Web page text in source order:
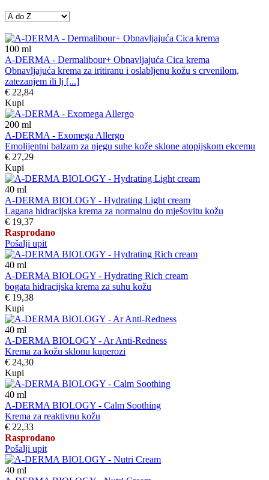
100 ml
A-DERMA - Dermalibour+ Obnavljajuća Cica krema
Obnavljajuća krema za iritiranu i oslabljenu kožu s crvenilom,
zatezanjem ili lj [...]
€ 22,84
Kupi
200 ml
A-DERMA - Exomega Allergo
Emolijentni balzam za njegu suhe kože sklone atopijskom ekcemu
€ 27,29
Kupi
40 ml
A-DERMA BIOLOGY - Hydrating Light cream
Lagana hidracijska krema za normalnu do mješovitu kožu
€ 19,37
Rasprodano
Pošalji upit
40 ml
A-DERMA BIOLOGY - Hydrating Rich cream
bogata hidracijska krema za suhu kožu
€ 19,38
Kupi
40 ml
A-DERMA BIOLOGY - Ar Anti-Redness
Krema za kožu sklonu kuperozi
€ 24,30
Kupi
40 ml
A-DERMA BIOLOGY - Calm Soothing
Krema za reaktivnu kožu
€ 22,33
Rasprodano
Pošalji upit
40 ml